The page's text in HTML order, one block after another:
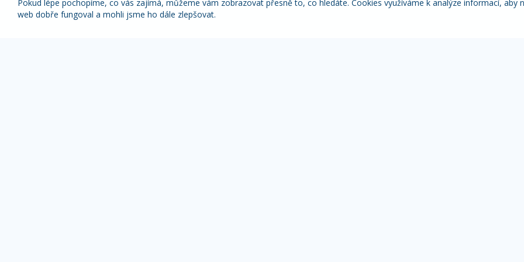
Pokud lépe pochopíme, co vás zajímá, můžeme vám zobrazovat přesně to, co hledáte. Cookies využíváme k analýze informací, aby
web dobře fungoval a mohli jsme ho dále zlepšovat.